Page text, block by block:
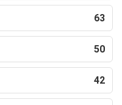
63
50
42